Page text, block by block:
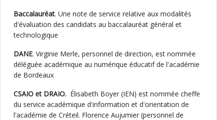
Baccalauréat. Une note de service relative aux modalités
d'évaluation des candidats au baccalauréat général et
technologique
DANE. Virginie Merle, personnel de direction, est nommée
déléguée académique au numérique éducatif de l'académie
de Bordeaux
CSAIO et DRAIO. Élisabeth Boyer (IEN) est nommée cheffe
du service académique d'information et d'orientation de
l'académie de Créteil. Florence Aujumier (personnel de